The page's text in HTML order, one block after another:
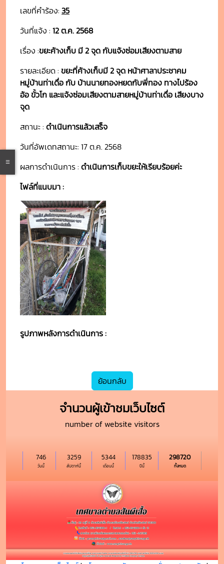
เลขที่คำร้อง: 35
วันที่แจ้ง : 12 ต.ค. 2568
เรื่อง :ขยะค้างเก็บ มี 2 จุด กับแจ้งซ่อมเสียงตามสาย
รายละเอียด : ขยะที่ค้างเก็บมี 2 จุด หน้าศาลาประชาคม
หมู่บ้านท่าเดื่อ กับ บ้านนายทองหยดกับพี่ทอง ทางไปร้อง
อ้อ ขั้วโก และแจ้งซ่อมเสียงตามสายหมู่บ้านท่าเดื่อ เสียงบาง
จุด
สถานะ : ดำเนินการแล้วเสร็จ
วันที่อัพเดทสถานะ: 17 ต.ค. 2568
ผลการดำเนินการ : ดำเนินการเก็บขยะให้เรียบร้อยค่ะ
ไฟล์ที่แนบมา :
รูปภาพหลังการดำเนินการ :
ย้อนกลับ
จำนวนผู้เข้าชมเว็บไซต์
number of website visitors
วันนี้
746
สัปดาห์นี้
3259
เดือนนี้
5344
ปีนี้
178835
ทั้งหมด
298720